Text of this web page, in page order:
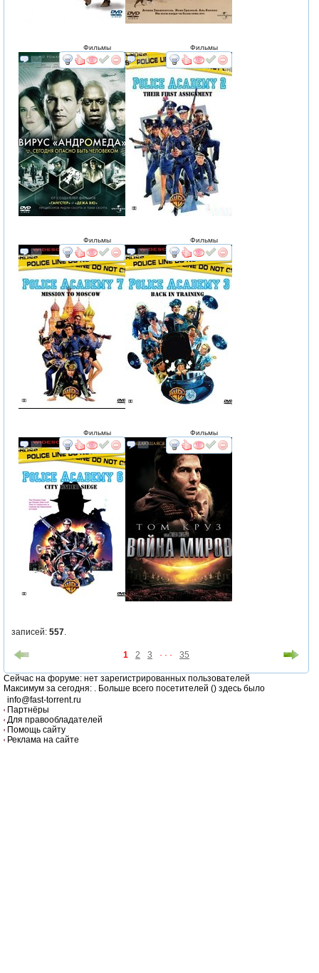
Фильмы
смотретьинтересует
Фильмы
смотретьинтересует
Фильмы
смотретьинтересует
Фильмы
смотретьинтересует
Фильмы
смотретьинтересует
Фильмы
смотретьинтересует
записей: 557
1 2 3 · · · 35
Cейчас на форуме: нет зарегистрированных пользователей
Максимум за сегодня:
. Больше всего посетителей () здесь было
info@fast-torrent.ru
Партнёры
Для правообладателей
Помощь сайту
Реклама на сайте